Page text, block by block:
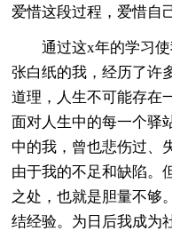
爱惜这段过程，爱惜自
通过这x年的学习使
张白纸的我，经历了许
道理，人生不可能存在
面对人生中的每一个驿
中的我，曾也悲伤过、
由于我的不足和缺陷。
之处，也就是胆量不够
结经验。为日后我成为